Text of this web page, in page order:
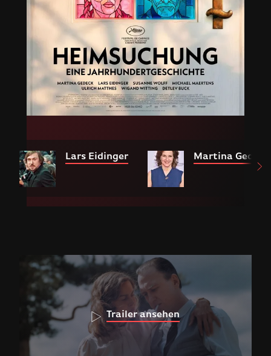
Lars Eidinger Martina Gedeck
Trailer ansehen